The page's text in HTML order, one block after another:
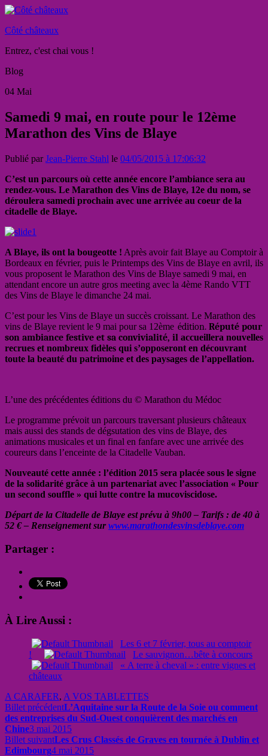
Côté châteaux
Entrez, c'est chai vous !
Blog
04 Mai
Samedi 9 mai, en route pour le 12ème
Marathon des Vins de Blaye
Publié parJean-Pierre Stahl le 04/05/2015 à 17:06:32
C’est un parcours où cette année encore l’ambiance sera au
rendez-vous. Le Marathon des Vins de Blaye, 12e du nom, se
déroulera samedi prochain avec une arrivée au coeur de la
citadelle de Blaye.
A Blaye, ils ont la bougeotte ! Après avoir fait Blaye au Comptoir à
Bordeaux en février, puis le Printemps des Vins de Blaye en avril, ils
vous proposent le Marathon des Vins de Blaye samedi 9 mai, en
attendant encore un autre gros meeting avec la 4ème Rando VTT
des Vins de Blaye le dimanche 24 mai.
C’est pour les Vins de Blaye un succès croissant. Le Marathon des
vins de Blaye revient le 9 mai pour sa 12ème édition. Réputé pour
son ambiance festive et sa convivialité, il accueillera nouvelles
recrues et nombreux fidèles qui s’opposeront en découvrant
toute la beauté du patrimoine et des paysages de l’appellation.
L’une des précédentes éditions du © Marathon du Médoc
Le programme prévoit un parcours traversant plusieurs châteaux
mais aussi des stands de dégsutation des vins de Blaye, des
animations musicales et un final en fanfare avec une arrivée des
coureurs dans l’enceinte de la Citadelle Vauban.
Nouveauté cette année : l’édition 2015 sera placée sous le signe
de la solidarité grâce à un partenariat avec l’association « Pour
un second souffle » qui lutte contre la mucoviscidose.
Départ de la Citadelle de Blaye est prévu à 9h00 – Tarifs : de 40 à
52 € – Renseignement surwww.marathondesvinsdeblaye.com
Partager :
À Lire Aussi :
Les 6 et 7 février, tous au comptoir
!
Le sauvignon…bête à concours
« A terre à cheval » : entre vignes et
châteaux
A CARAFER, A VOS TABLETTES
Billet précédentL’Aquitaine sur la Route de la Soie ou comment
des entreprises du Sud-Ouest conquièrent des marchés en
Chine3 mai 2015
Billet suivantLes Crus Classés de Graves en tournée à Dublin et
Edimbourg4 mai 2015